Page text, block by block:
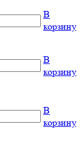
В
корзину
В
корзину
В
корзину